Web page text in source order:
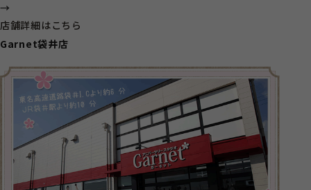
→
店舗詳細はこちら
Garnet袋井店